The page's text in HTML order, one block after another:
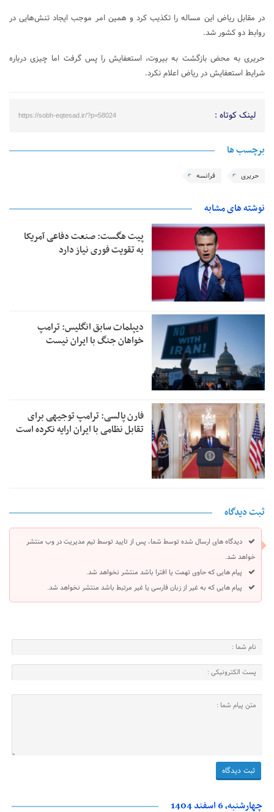
در مقابل ریاض این مساله را تکذیب کرد و همین امر موجب ایجاد تنش‌هایی در
روابط دو کشور شد.
حریری به محض بازگشت به بیروت، استعفایش را پس گرفت اما چیزی درباره
شرایط استعفایش در ریاض اعلام نکرد.
لینک کوتاه : https://sobh-eqtesad.ir/?p=58024
برچسب ها
حریری فرانسه
نوشته های مشابه
پیت هگست: صنعت دفاعی آمریکا
به تقویت فوری نیاز دارد
دیپلمات سابق انگلیس:‌ ترامپ
خواهان جنگ با ایران نیست
فارن پالسی: ترامپ توجیهی برای
تقابل نظامی با ایران ارایه نکرده است
ثبت دیدگاه
دیدگاه های ارسال شده توسط شما، پس از تایید توسط تیم مدیریت در وب منتشر
خواهد شد.
پیام هایی که حاوی تهمت یا افترا باشد منتشر نخواهد شد.
پیام هایی که به غیر از زبان فارسی یا غیر مرتبط باشد منتشر نخواهد شد.
چهارشنبه، 6 اسفند 1404